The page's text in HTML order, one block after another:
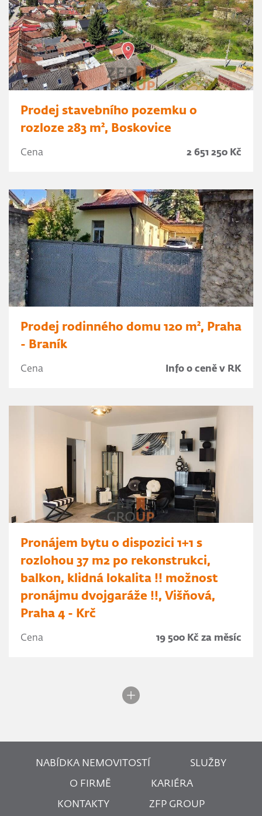
Prodej stavebního pozemku o
rozloze 283 m², Boskovice
Cena 2 651 250 Kč
Prodej rodinného domu 120 m², Praha
- Braník
Cena Info o ceně v RK
Pronájem bytu o dispozici 1+1 s
rozlohou 37 m2 po rekonstrukci,
balkon, klidná lokalita !! možnost
pronájmu dvojgaráže !!, Višňová,
Praha 4 - Krč
Cena 19 500 Kč za měsíc
NABÍDKA NEMOVITOSTÍ SLUŽBY
O FIRMĚ KARIÉRA
KONTAKTY ZFP GROUP